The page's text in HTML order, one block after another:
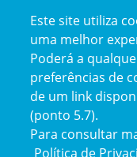
Este site utiliza
uma melhor
Poderá a
preferências de
de um link
(ponto 5.7).
Para consultar
Política de